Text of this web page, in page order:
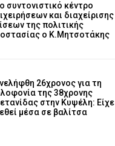
συντονιστικό κέντρο
και διαχείρισης
της πολιτικής
ο Κ.Μητσοτάκης
26χρονος για τη
της 38χρονης
στην Κυψέλη: Είχε
μέσα σε βαλίτσα